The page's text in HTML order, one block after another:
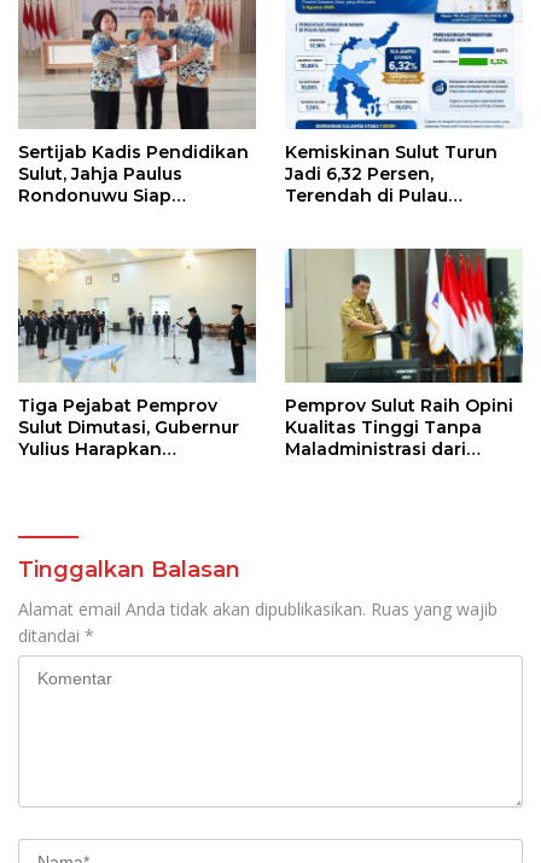
Kelapa ke Investor
Kendaraan
Sertijab Kadis Pendidikan
Sulut, Jahja Paulus
Rondonuwu Siap
Kemiskinan Sulut Turun
Jadi 6,32 Persen,
Terendah di Pulau
Tiga Pejabat Pemprov
Sulut Dimutasi, Gubernur
Yulius Harapkan
Pemprov Sulut Raih Opini
Kualitas Tinggi Tanpa
Maladministrasi dari
Tinggalkan Balasan
Alamat email Anda tidak akan dipublikasikan. Ruas yang wajib
ditandai *